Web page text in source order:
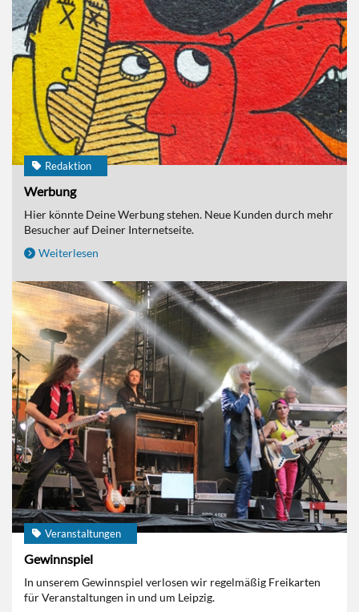
Redaktion
Werbung
Hier könnte Deine Werbung stehen. Neue Kunden durch mehr
Besucher auf Deiner Internetseite.
Weiterlesen
Veranstaltungen
Gewinnspiel
In unserem Gewinnspiel verlosen wir regelmäßig Freikarten
für Veranstaltungen in und um Leipzig.